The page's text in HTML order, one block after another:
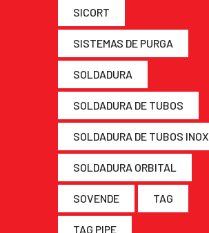
SICORT
SISTEMAS DE PURGA
SOLDADURA
SOLDADURA DE TUBOS
SOLDADURA DE TUBOS INOX
SOLDADURA ORBITAL
SOVENDE TAG
TAG PIPE